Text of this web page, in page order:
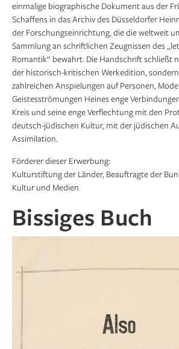
einmalige biographische Dokument aus der
Schaffens in das Archiv des Düsseldorfer
der Forschungseinrichtung, die die weltweit
Sammlung an schriftlichen Zeugnissen des
Romantik“ bewahrt. Die Handschrift schließt
der historisch-kritischen Werkedition,
zahlreichen Anspielungen auf Personen,
Geistesströmungen Heines enge
Kreis und seine enge Verflechtung mit den
deutsch-jüdischen Kultur, mit der jüdischen
Assimilation.
Förderer dieser Erwerbung:
Kulturstiftung der Länder, Beauftragte der
Kultur und Medien
Bissiges Buch